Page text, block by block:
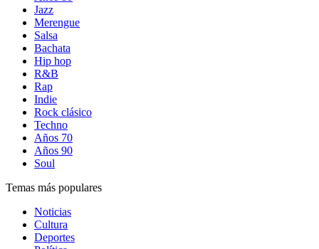
Jazz
Merengue
Salsa
Bachata
Hip hop
R&B
Rap
Indie
Rock clásico
Techno
Años 70
Años 90
Soul
Temas más populares
Noticias
Cultura
Deportes